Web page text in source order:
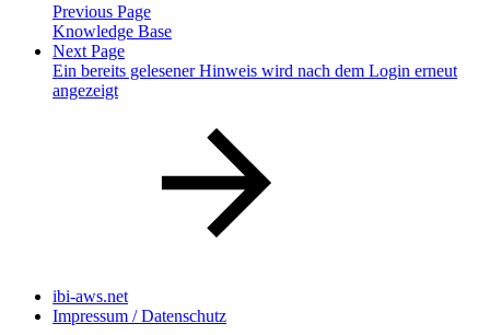
Previous Page
Knowledge Base
Next Page
Ein bereits gelesener Hinweis wird nach dem Login erneut
angezeigt
ibi-aws.net
Impressum / Datenschutz